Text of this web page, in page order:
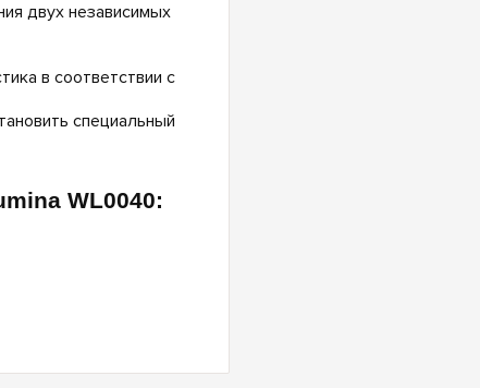
двух независимых
в соответствии с
специальный
WL0040: